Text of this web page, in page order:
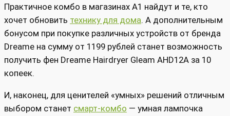
Практичное комбо в магазинах А1 найдут и те, кто
хочет обновить технику для дома. А дополнительным
бонусом при покупке различных устройств от бренда
Dreame на сумму от 1199 рублей станет возможность
получить фен Dreame Hairdryer Gleam AHD12A за 10
копеек.
И, наконец, для ценителей «умных» решений отличным
выбором станет смарт-комбо — умная лампочка